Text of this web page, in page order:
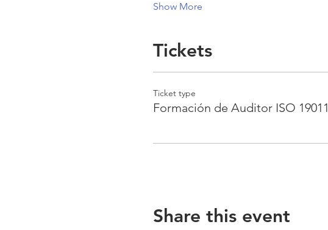
Show More
Tickets
Ticket type
Formación de Auditor ISO 19011
Share this event